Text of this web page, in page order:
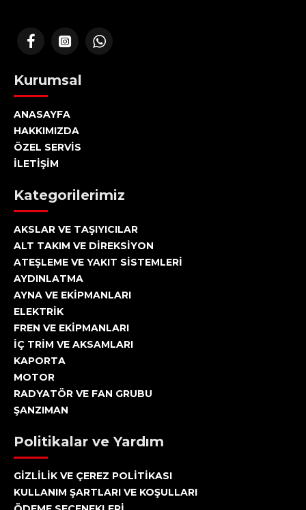
Kurumsal
ANASAYFA
HAKKIMIZDA
ÖZEL SERVİS
İLETİŞİM
Kategorilerimiz
AKSLAR VE TAŞIYICILAR
ALT TAKIM VE DİREKSİYON
ATEŞLEME VE YAKIT SİSTEMLERİ
AYDINLATMA
AYNA VE EKİPMANLARI
ELEKTRİK
FREN VE EKİPMANLARI
İÇ TRİM VE AKSAMLARI
KAPORTA
MOTOR
RADYATÖR VE FAN GRUBU
ŞANZIMAN
Politikalar ve Yardım
GİZLİLİK VE ÇEREZ POLİTİKASI
KULLANIM ŞARTLARI VE KOŞULLARI